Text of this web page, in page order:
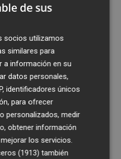
recibe un sello estatal
orientada a las personas
de los
de Incendios
actualidad de
de sus
socios utilizamos
similares para
a información en su
datos personales,
identificadores únicos
para ofrecer
personalizados, medir
obtener información
los servicios.
(1913) también